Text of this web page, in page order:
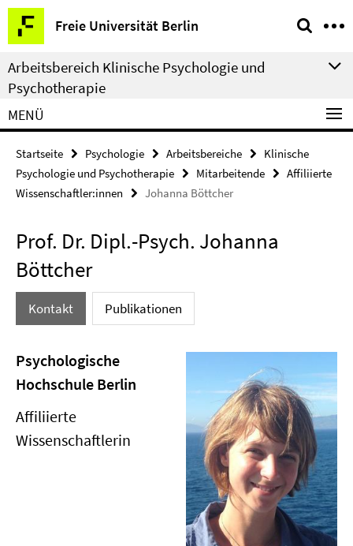
Springe
direkt
zu
Inhalt
Freie Universität Berlin
Service-
Navigation
Arbeitsbereich Klinische Psychologie und
Psychotherapie
MENÜ
Startseite Psychologie Arbeitsbereiche
Klinische
Psychologie und Psychotherapie
Mitarbeitende
Affiliierte
Wissenschaftler:innen
Johanna Böttcher
Prof. Dr. Dipl.-Psych. Johanna
Böttcher
Kontakt Publikationen
Psychologische
Hochschule Berlin
Affiliierte
Wissenschaftlerin